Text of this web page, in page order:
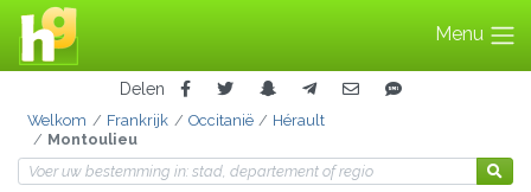
Menu
Delen
Welkom Frankrijk Occitanië
Hérault
Montoulieu